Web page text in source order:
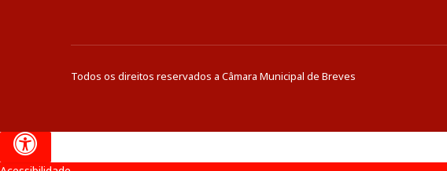
Todos os direitos reservados a Câmara Municipal de Breves